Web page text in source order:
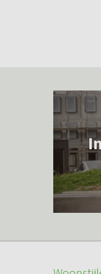
L
e
m
e
e